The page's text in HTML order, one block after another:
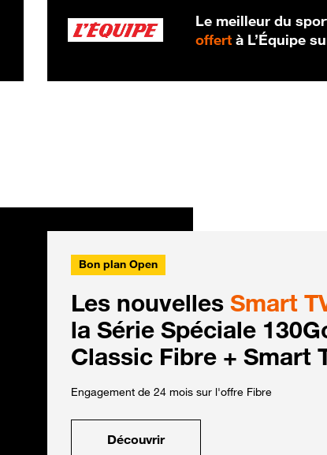
Le meilleur du
offert à L’Équipe
Bon plan Open
Les nouvelles Smart
la Série Spéciale
Classic Fibre + Smart
Engagement de 24 mois sur l'offre Fibre
Découvrir